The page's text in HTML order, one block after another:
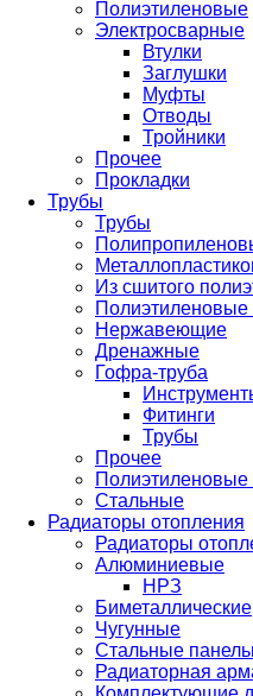
Полиэтиленовые
Электросварные
Втулки
Заглушки
Муфты
Отводы
Тройники
Прочее
Прокладки
Трубы
Трубы
Из сшитого
Нержавеющие
Дренажные
Гофра-труба
Фитинги
Трубы
Прочее
Стальные
Радиаторы отопления
Радиаторы
Алюминиевые
НРЗ
Биметаллические
Чугунные
Стальные
Радиаторная